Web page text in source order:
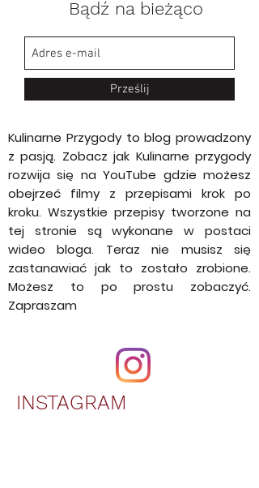
Subskrypcja
Bądź na bieżąco
Kulinarne Przygody to blog prowadzony
z pasją. Zobacz jak Kulinarne przygody
rozwija się na YouTube gdzie możesz
obejrzeć filmy z przepisami krok po
kroku. Wszystkie przepisy tworzone na
tej stronie są wykonane w postaci
wideo bloga. Teraz nie musisz się
zastanawiać jak to zostało zrobione.